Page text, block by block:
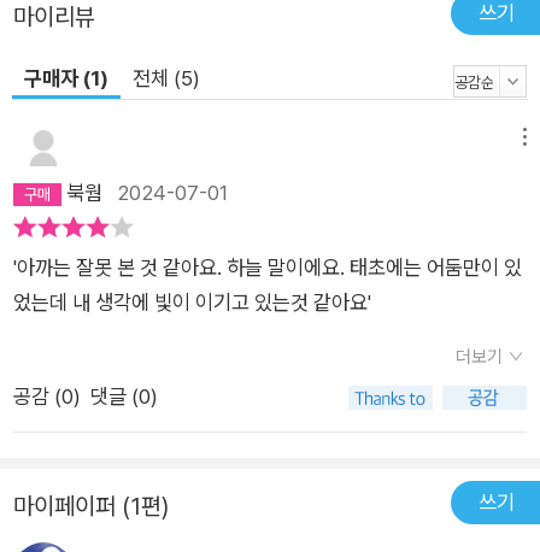
인지는 모르겠다. 물론 많은 이가 이미 말한 바 있다. 그게 바로
한 세계에 의미를 부여하는 것. 하지만 그럼에도 여전히 남아 있
자연의 뜻을 알 수 없다. <트윈 픽스>가 우리에게 보여주는 것은
바로 이 지점이다. 아무리 이름을 붙인다 해도 남아 있는, 뻥 뚫린
구멍의 세계. 예측할 수 없는 일투성이인 세계.”
마이리뷰 쓰기
구매자 (1) 전체 (5)
북웜 2024-07-01
'아까는 잘못 본 것 같아요. 하늘 말이에요. 태초에는 어둠만이 있
었는데 내 생각에 빛이 이기고 있는것 같아요'
더보기
공감 (0) 댓글 (0)
마이페이퍼 (1편) 쓰기